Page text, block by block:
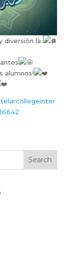
diversión la
alumnos!
Search